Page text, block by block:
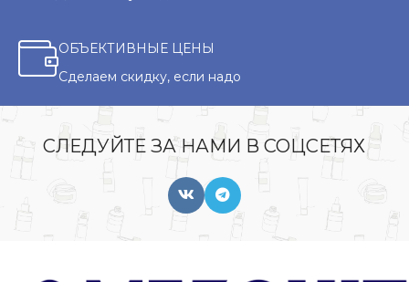
ОБЪЕКТИВНЫЕ ЦЕНЫ
Сделаем скидку, если надо
СЛЕДУЙТЕ ЗА НАМИ В СОЦСЕТЯХ